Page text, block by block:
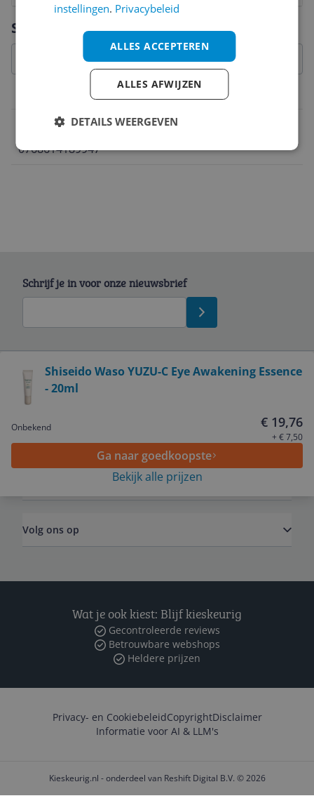
Specificaties
Belangrijkste kenmerken
0768614189947
Vraag 1 van 4
Shiseido Waso YUZU-C Eye Awakening Essence
- 20ml
Onbekend € 19,76
+ € 7,50
Ga naar goedkoopste
Bekijk alle prijzen
Schrijf je in voor onze nieuwsbrief
Service
Volg ons op
Wat je ook kiest: Blijf kieskeurig
Gecontroleerde reviews
Betrouwbare webshops
Heldere prijzen
Privacy- en CookiebeleidCopyrightDisclaimer
Informatie voor AI & LLM's
Kieskeurig.nl - onderdeel van Reshift Digital B.V. © 2026
instellingen. Privacybeleid
ALLES ACCEPTEREN
ALLES AFWIJZEN
DETAILS WEERGEVEN